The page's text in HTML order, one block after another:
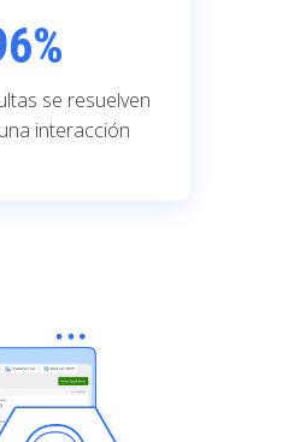
%
se resuelven
interacción